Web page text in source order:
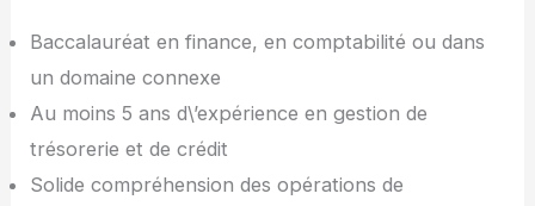
Baccalauréat en finance, en comptabilité ou dans
un domaine connexe
Au moins 5 ans d\’expérience en gestion de
trésorerie et de crédit
Solide compréhension des opérations de